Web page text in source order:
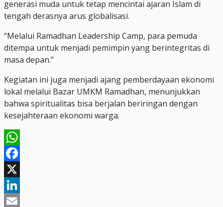
generasi muda untuk tetap mencintai ajaran Islam di
tengah derasnya arus globalisasi.
“Melalui Ramadhan Leadership Camp, para pemuda
ditempa untuk menjadi pemimpin yang berintegritas di
masa depan.”
​Kegiatan ini juga menjadi ajang pemberdayaan ekonomi
lokal melalui Bazar UMKM Ramadhan, menunjukkan
bahwa spiritualitas bisa berjalan beriringan dengan
kesejahteraan ekonomi warga.
WhatsApp
Facebook
X
LinkedIn